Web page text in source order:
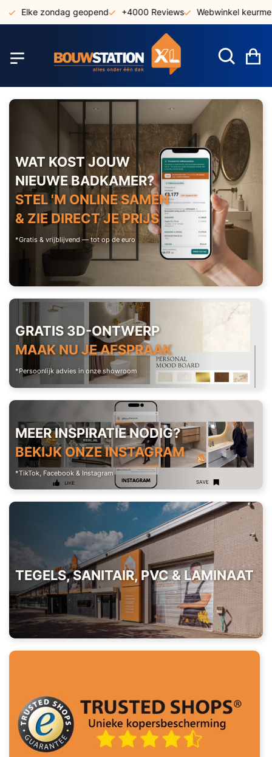
zondag geopend +4000 Reviews Webwinkel keurmerk
WAT KOST JOUW
NIEUWE BADKAMER?
STEL 'M ONLINE SAMEN
& ZIE DIRECT JE PRIJS
*Gratis & vrijblijvend — tot op de euro
GRATIS 3D-ONTWERP
MAAK NU JE AFSPRAAK
*Persoonlijk advies in onze showroom
MEER INSPIRATIE NODIG?
BEKIJK ONZE INSTAGRAM
*TikTok, Facebook & Instagram
TEGELS, SANITAIR, PVC & LAMINAAT